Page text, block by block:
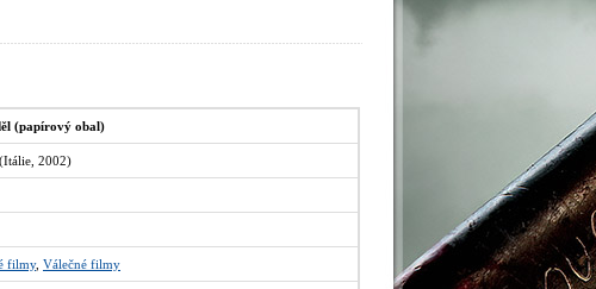
(papírový obal)
2002)
filmy, Válečné filmy